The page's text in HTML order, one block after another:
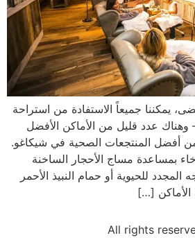
يمكننا جميعاً الاستفادة من استراحة
وهناك عدد قليل من الأماكن الأفضل
أفضل المنتجعات الصحية في شيكاغو.
بمساعدة مساج الأحجار الساخنة
المجدد للحيوية أو حمام النبيذ الأحمر
الأماكن […]
All rights